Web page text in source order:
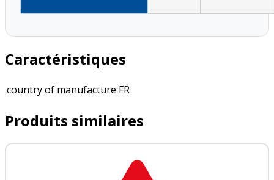
Caractéristiques
country of manufacture FR
Produits similaires